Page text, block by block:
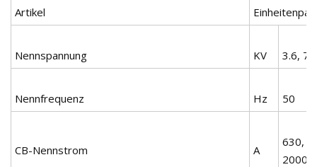
Artikel
Nennspannung KV 3.6,
Nennfrequenz Hz 50
CB-Nennstrom A
630,
2000,